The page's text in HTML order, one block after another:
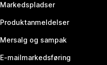
Markedspladser
Produktanmeldelser
Mersalg og sampak
E-mailmarkedsføring